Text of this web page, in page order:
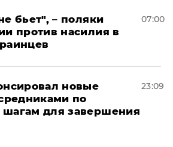
бьет", – поляки
против насилия в
07:00
новые
по
для завершения
23:09